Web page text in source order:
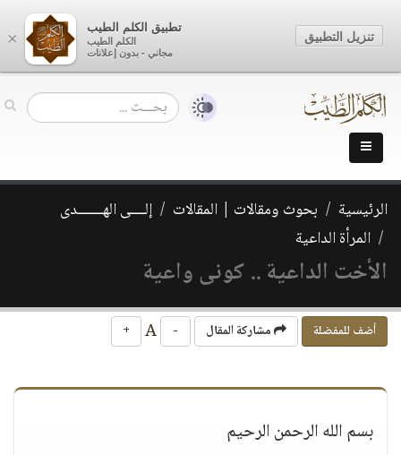
الرئيسية بحوث ومقالات | المقالات
إلــــى الهـــــــدى
المرأة الداعية
الأخت الداعية .. كونى واعية
أضف للمفضلة مشاركة المقال -
+
بسم الله الرحمن الرحيم
×
تطبيق الكلم الطيب
الكلم الطيب
مجاني - بدون إعلانات
تنزيل التطبيق